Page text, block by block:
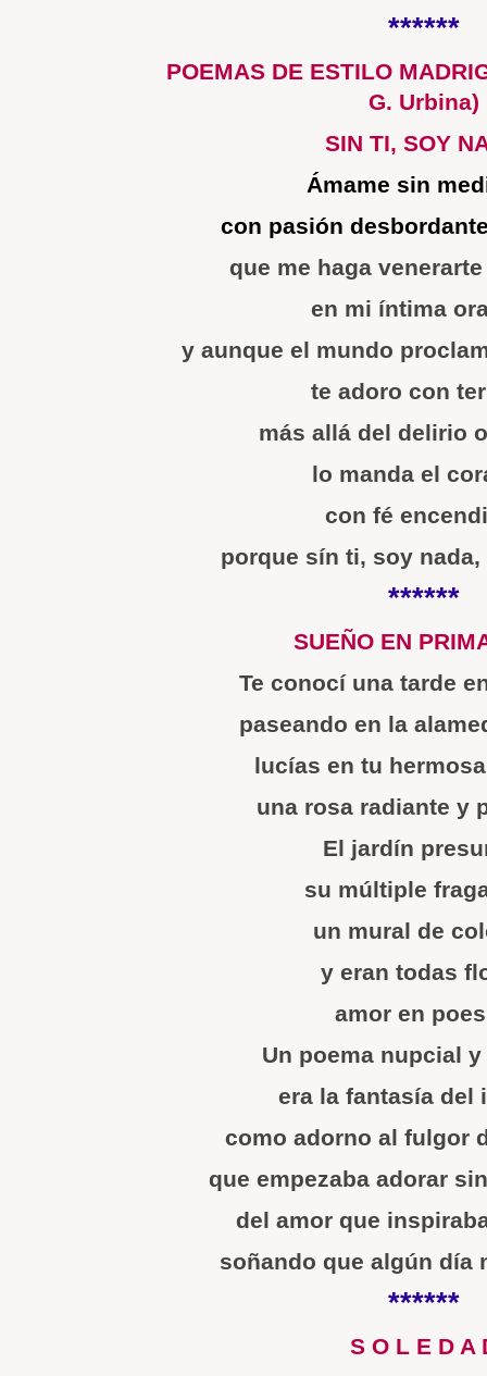
******
POEMAS DE ESTILO
G. Urbina)
SIN TI, SOY
Ámame sin
con pasión
que me haga
en mi íntima
y aunque el mundo
te adoro con
más allá del delirio
lo manda el
con fé
porque sín ti, soy nada,
******
SUEÑO EN
Te conocí una tarde
paseando en la
lucías en tu
una rosa radiante y
El jardín
su múltiple
un mural de
y eran todas
amor en
Un poema nupcial
era la fantasía del
como adorno al fulgor
que empezaba adorar
del amor que
soñando que algún día
******
S O L E D A